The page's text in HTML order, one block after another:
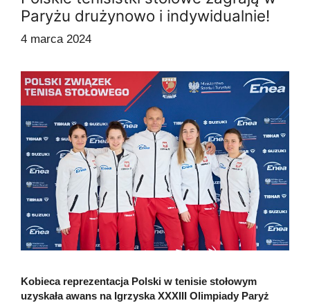
Paryżu drużynowo i indywidualnie!
4 marca 2024
Kobieca reprezentacja Polski w tenisie stołowym
uzyskała awans na Igrzyska XXXIII Olimpiady Paryż